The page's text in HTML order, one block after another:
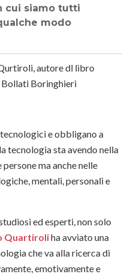
cui siamo tutti
modo
autore dl libro
Bollati Boringhieri
e obbligano a
tecnologia sta avendo nella
ma anche nelle
mentali, personali e
ed esperti, non solo
Quartiroliha avviato una
che va alla ricerca di
emotivamente e